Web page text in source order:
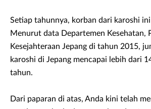
Setiap tahunnya, korban dari karoshi
Menurut data Departemen Kesehatan,
Kesejahteraan Jepang di tahun 2015,
karoshi di Jepang mencapai lebih dari
tahun.
Dari paparan di atas, Anda kini telah